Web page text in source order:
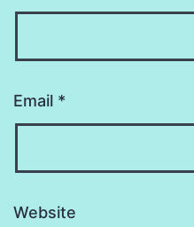
Email *
Website